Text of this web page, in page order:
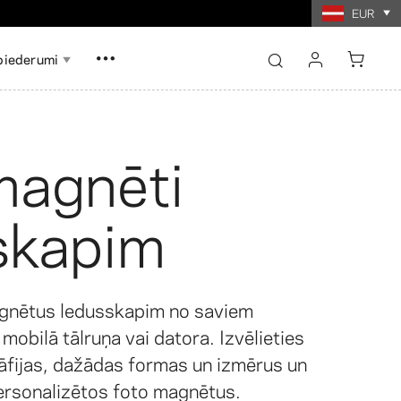
EUR
ar
izdrukas
Show all
Show all
sign in
ledusskapim no saviem
tālruņa vai datora. Izvēlieties
dažādas formas un izmērus un
foto magnētus.